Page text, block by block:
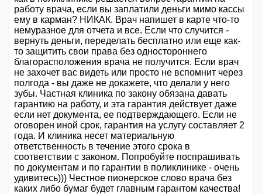
работу врача, если вы заплатили деньги мимо кассы
ему в карман? НИКАК. Врач напишет в карте что-то
немуразное для отчета и все. Если что случится -
вернуть деньги, переделать бесплатно или еще как-
то защитить свои права без одностороннего
благорасположения врача не получится. Если врач
не захочет вас видеть или просто не вспомнит через
полгода - вы даже не докажете, что делали у него
зубы. Частная клиника по закону обязана давать
гарантию на работу, и эта гарантия действует даже
если нет документа, ее подтверждающего. Если не
оговорен иной срок, гарантия на услугу составляет 2
года. И клиника несет материальную
ответственность в течение этого срока в
соответствии с законом. Попробуйте поспрашивать
по документам и по гарантии в поликлинике - очень
удивитесь))) Честное пионерское слово врача без
каких либо бумаг будет главным гарантом качества!